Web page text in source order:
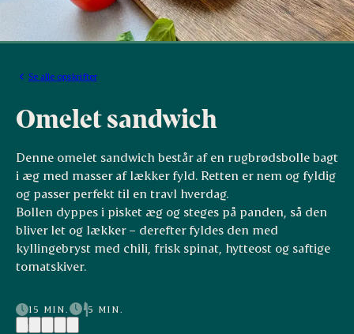
Se alle opskrifter
Omelet sandwich
Denne omelet sandwich består af en rugbrødsbolle bagt
i æg med masser af lækker fyld. Retten er nem og fyldig
og passer perfekt til en travl hverdag.
Bollen dyppes i pisket æg og steges på panden, så den
bliver let og lækker – derefter fyldes den med
kyllingebryst med chili, frisk spinat, hytteost og saftige
tomatskiver.
15 MIN.
5 MIN.
(1)